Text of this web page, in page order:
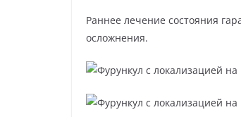
Раннее лечение состояния
осложнения.